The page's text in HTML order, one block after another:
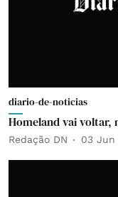
diario-de-noticias
Homeland vai voltar,
Redação DN 03 Jun